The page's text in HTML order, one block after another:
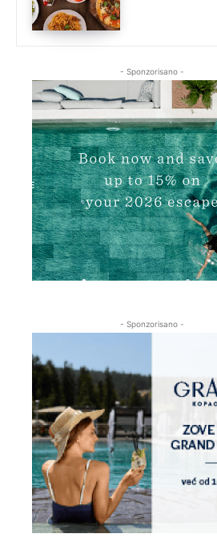
- Sponzorisano -
- Sponzorisano -